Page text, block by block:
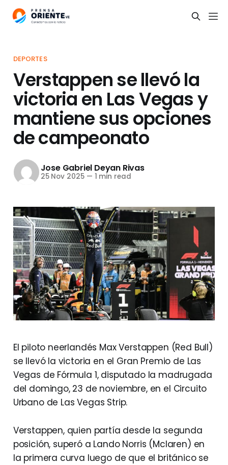
DEPORTES
Verstappen se llevó la
victoria en Las Vegas y
mantiene sus opciones
de campeonato
Jose Gabriel Deyan Rivas
25 Nov 2025 — 1 min read
El piloto neerlandés Max Verstappen (Red Bull)
se llevó la victoria en el Gran Premio de Las
Vegas de Fórmula 1, disputado la madrugada
del domingo, 23 de noviembre, en el Circuito
Urbano de Las Vegas Strip.
Verstappen, quien partía desde la segunda
posición, superó a Lando Norris (Mclaren) en
la primera curva luego de que el británico se